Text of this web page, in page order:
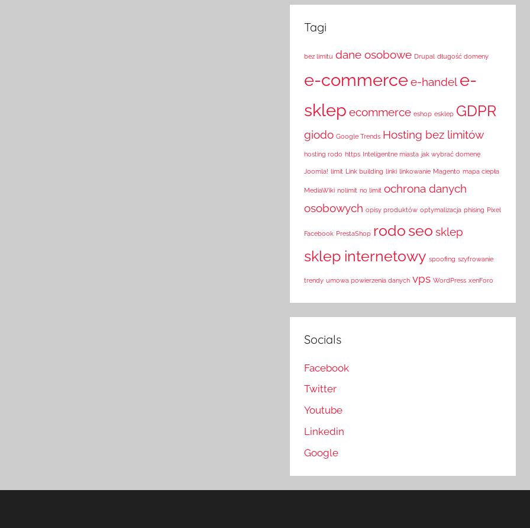
Tagi
bez limitu dane osobowe Drupal długość domeny
e-commercee-handel e-
sklep ecommerce eshop esklep GDPR
giodo Google Trends Hosting bez limitów
hosting rodo https Inteligentne miasta jak wybrać domenę
Joomla! limit Link building linki linkowanie Magento mapa ciepła
MediaWiki nolimit no limit ochrona danych
osobowych opisy produktów optymalizacja phising Pixel
Facebook PrestaShop rodo seo sklep
sklep internetowy spoofing szyfrowanie
trendy umowa powierzenia danych vps WordPress xenForo
Socials
Facebook
Twitter
Youtube
Linkedin
Google